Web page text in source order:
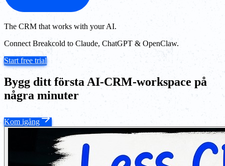
The CRM that works with your AI.
Connect Breakcold to Claude, ChatGPT & OpenClaw.
Start free trial
Bygg ditt första AI-CRM-workspace på
några minuter
Kom igång